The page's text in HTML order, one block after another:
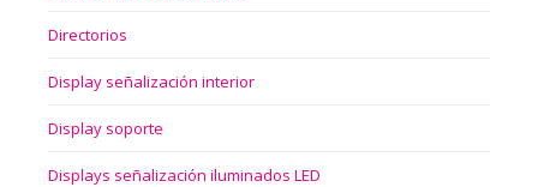
Directorios
Display señalización interior
Display soporte
Displays señalización iluminados LED